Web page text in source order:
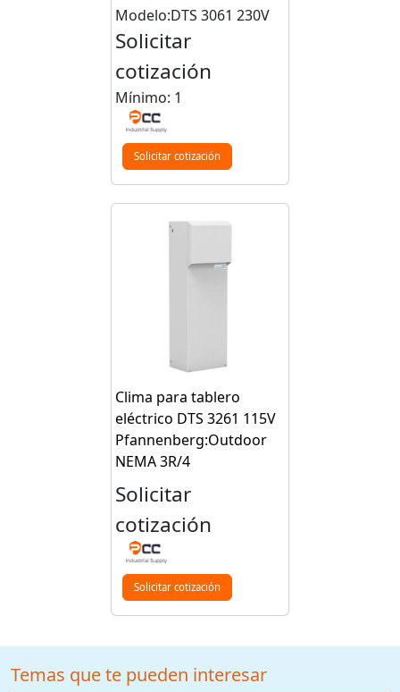
Modelo:DTS 3061 230V
Solicitar
cotización
Mínimo: 1
Solicitar cotización
Clima para tablero
eléctrico DTS 3261 115V
Pfannenberg:Outdoor
NEMA 3R/4
Solicitar
cotización
Solicitar cotización
Temas que te pueden interesar